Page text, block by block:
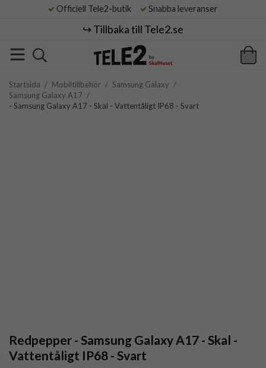
Officiell Tele2-butik Snabba leveranser
↪️ Tillbaka till Tele2.se
Startsida / Mobiltillbehör / Samsung Galaxy /
Samsung Galaxy A17 /
- Samsung Galaxy A17 - Skal - Vattentåligt IP68 - Svart
Redpepper - Samsung Galaxy A17 - Skal -
Vattentåligt IP68 - Svart